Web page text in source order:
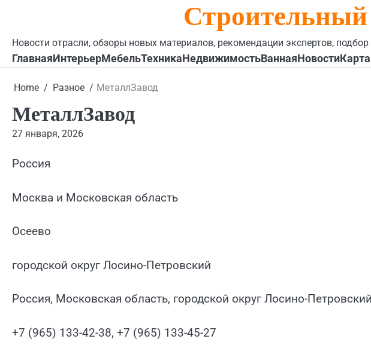
Новости отрасли, обзоры новых материалов, рекомендации экспертов,
ГлавнаяИнтерьерМебельТехникаНедвижимостьВаннаяНовости
Home Разное МеталлЗавод
МеталлЗавод
27 января, 2026
Россия
Москва и Московская область
Осеево
городской округ Лосино-Петровский
Россия, Московская область, городской округ Лосино-
+7 (965) 133-42-38, +7 (965) 133-45-27